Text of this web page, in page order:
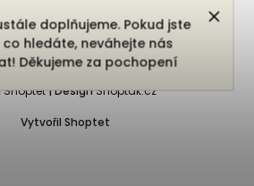
doplňujeme. Pokud jste
hledáte, neváhejte nás
Děkujeme za pochopení
Vytvořil Shoptet
. Všechna práva vyhrazena.
Shoptet | Design Shoptak.cz